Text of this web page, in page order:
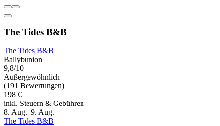
The Tides B&B
The Tides B&B
Ballybunion
9,8/10
Außergewöhnlich
(191 Bewertungen)
198 €
inkl. Steuern & Gebühren
8. Aug.–9. Aug.
The Tides B&B